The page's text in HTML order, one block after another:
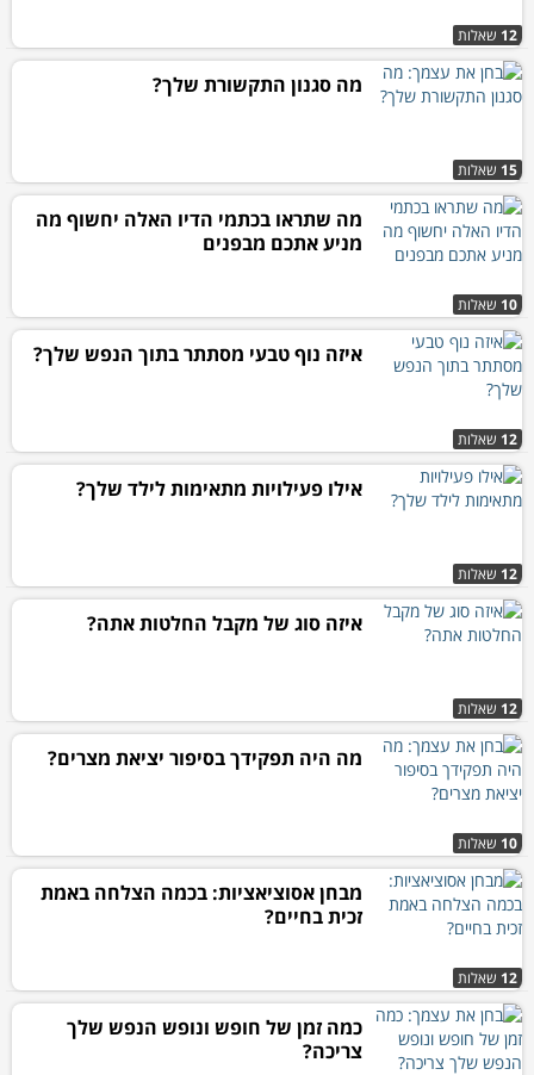
12 שאלות
15 שאלות
מה סגנון התקשורת שלך?
10 שאלות
מה שתראו בכתמי הדיו האלה יחשוף מה
מניע אתכם מבפנים
12 שאלות
איזה נוף טבעי מסתתר בתוך הנפש שלך?
12 שאלות
אילו פעילויות מתאימות לילד שלך?
12 שאלות
איזה סוג של מקבל החלטות אתה?
10 שאלות
מה היה תפקידך בסיפור יציאת מצרים?
12 שאלות
מבחן אסוציאציות: בכמה הצלחה באמת
זכית בחיים?
כמה זמן של חופש ונופש הנפש שלך
צריכה?